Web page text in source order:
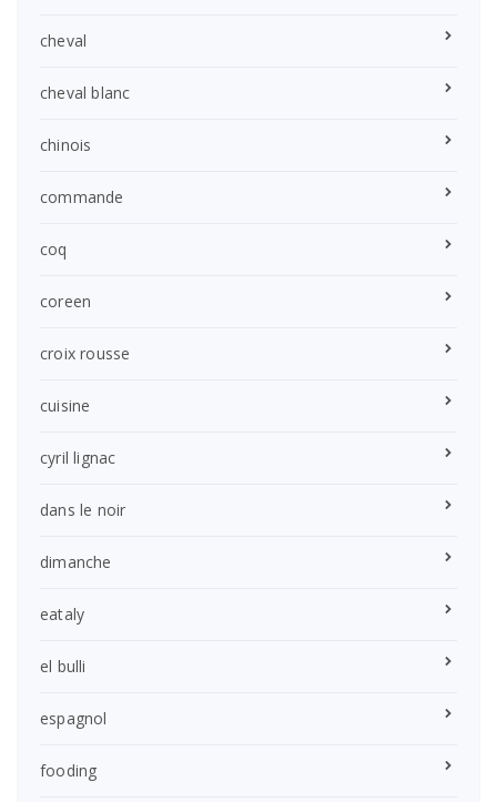
cheval
cheval blanc
chinois
commande
coq
coreen
croix rousse
cuisine
cyril lignac
dans le noir
dimanche
eataly
el bulli
espagnol
fooding